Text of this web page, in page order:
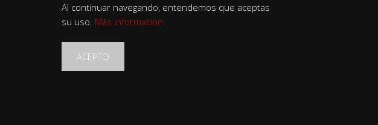
Al continuar navegando, entendemos que aceptas
su uso. Más información
ACEPTO